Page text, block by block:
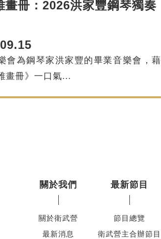
畫冊：2026洪家豐鋼琴獨奏
會為鋼琴家洪家豐的畢業音樂會，藉
畫冊》一口氣...
關於我們
關於衛武營
最新消息
最新節目
節目總覽
衛武營主合辦節目